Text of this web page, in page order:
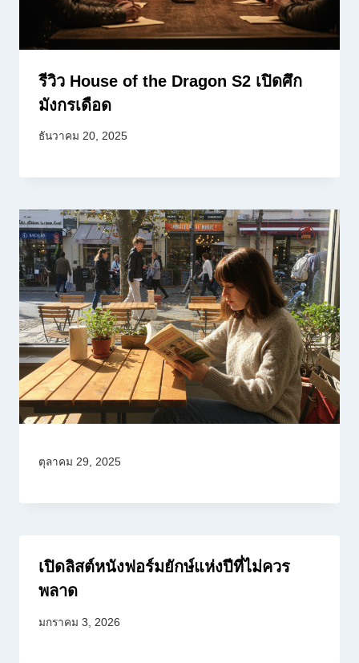
รีวิว House of the Dragon S2 เปิดศึก
มังกรเดือด
ธันวาคม 20, 2025
ตุลาคม 29, 2025
เปิดลิสต์หนังฟอร์มยักษ์แห่งปีที่ไม่ควร
พลาด
มกราคม 3, 2026